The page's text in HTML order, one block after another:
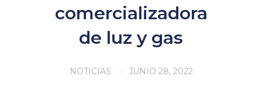
comercializadora
de luz y gas
JUNIO 28, 2022
NOTICIAS